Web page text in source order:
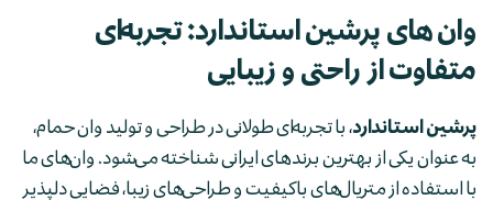
وان های پرشین استاندارد: تجربه‌ای
متفاوت از راحتی و زیبایی
پرشین استاندارد، با تجربه‌ای طولانی در طراحی و تولید وان حمام،
به عنوان یکی از بهترین برندهای ایرانی شناخته می‌شود. وان‌های ما
با استفاده از متریال‌های باکیفیت و طراحی‌های زیبا، فضایی دلپذیر